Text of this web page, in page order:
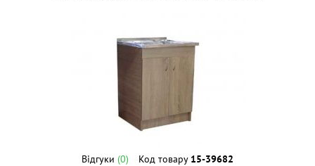
Відгуки (0) Код товару 15-39682